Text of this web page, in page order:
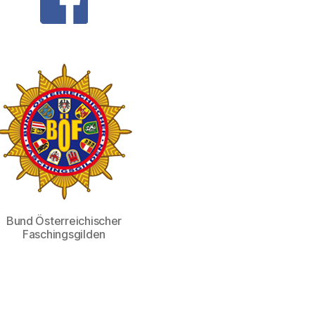
Bund Österreichischer
Faschingsgilden